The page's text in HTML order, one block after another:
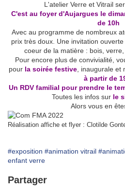
L'atelier Verre et Vitrail
C'est au foyer d'Aujargues le
de 10h
Avec au programme de nombreux
prix très doux. Une invitation
coeur de la matière : bois, verre,
Pour encore plus de convivialité,
pourla soirée festive, inaugurale et
à partir de
Un RDV familial pour prendre le
Toutes les infos sur le
Alors vous en
Réalisation affiche et flyer : Clotilde
#exposition #animation vitrail
enfant verre
Partager